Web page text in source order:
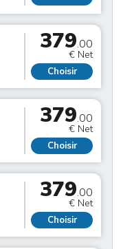
379.00
€ Net
Choisir
379.00
€ Net
Choisir
379.00
€ Net
Choisir